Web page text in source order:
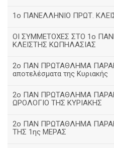
1ο ΠΑΝΕΛΛΗΝΙΟ ΠΡΩΤ.
ΟΙ ΣΥΜΜΕΤΟΧΕΣ ΣΤΟ 1ο
ΚΛΕΙΣΤΗΣ ΚΩΠΗΛΑΣΙΑΣ
2ο ΠΑΝ ΠΡΩΤΑΘΛΗΜΑ
αποτελέσματα της Κυριακής
2ο ΠΑΝ ΠΡΩΤΑΘΛΗΜΑ
ΩΡΟΛΟΓΙΟ ΤΗΣ ΚΥΡΙΑΚΗΣ
2ο ΠΑΝ ΠΡΩΤΑΘΛΗΜΑ
ΤΗΣ 1ης ΜΕΡΑΣ